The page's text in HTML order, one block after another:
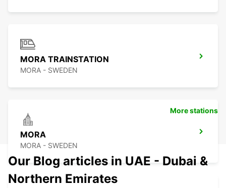
MORA TRAINSTATION
MORA - SWEDEN
MORA
MORA - SWEDEN
More stations
Our Blog articles in UAE - Dubai &
Northern Emirates